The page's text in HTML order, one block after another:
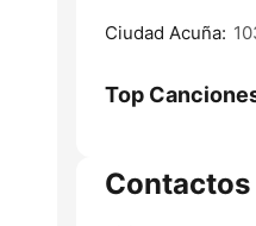
Ciudad Acuña:
Top
Contactos